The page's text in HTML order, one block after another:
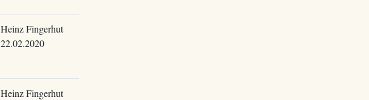
Heinz Fingerhut
22.02.2020
Heinz Fingerhut